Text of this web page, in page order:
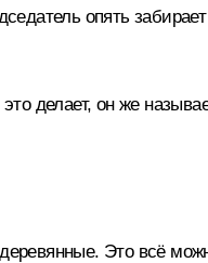
опять
делает, он же
Это всё